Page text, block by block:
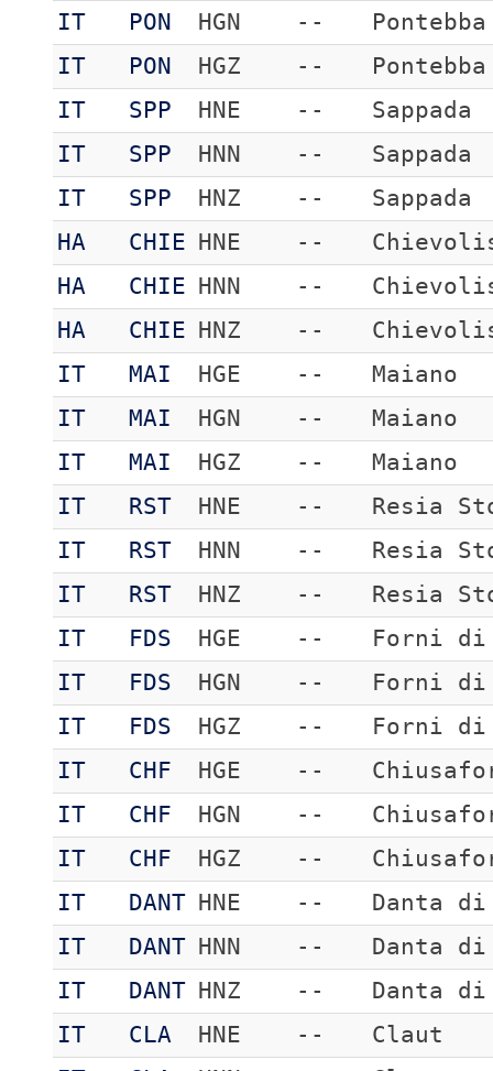
IT
PON HGN --
Pontebba
IT
PON HGZ --
Pontebba
IT
SPP HNE --
Sappada
IT
SPP HNN --
Sappada
IT
SPP HNZ --
Sappada
HA
CHIE HNE --
HA
CHIE HNN --
HA
CHIE HNZ --
IT
MAI HGE --
Maiano
IT
MAI HGN --
Maiano
IT
MAI HGZ --
Maiano
IT
RST HNE --
Resia
IT
RST HNN --
Resia
IT
RST HNZ --
Resia
IT
FDS HGE --
Forni di
IT
FDS HGN --
Forni di
IT
FDS HGZ --
Forni di
IT
CHF HGE --
IT
CHF HGN --
IT
CHF HGZ --
IT
DANT HNE --
Danta di
IT
DANT HNN --
Danta di
IT
DANT HNZ --
Danta di
IT
CLA HNE --
Claut